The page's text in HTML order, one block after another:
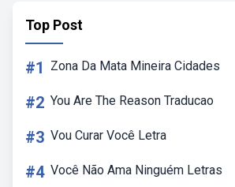
Top Post
#1 Zona Da Mata Mineira Cidades
#2 You Are The Reason Traducao
#3 Vou Curar Você Letra
#4 Você Não Ama Ninguém Letras